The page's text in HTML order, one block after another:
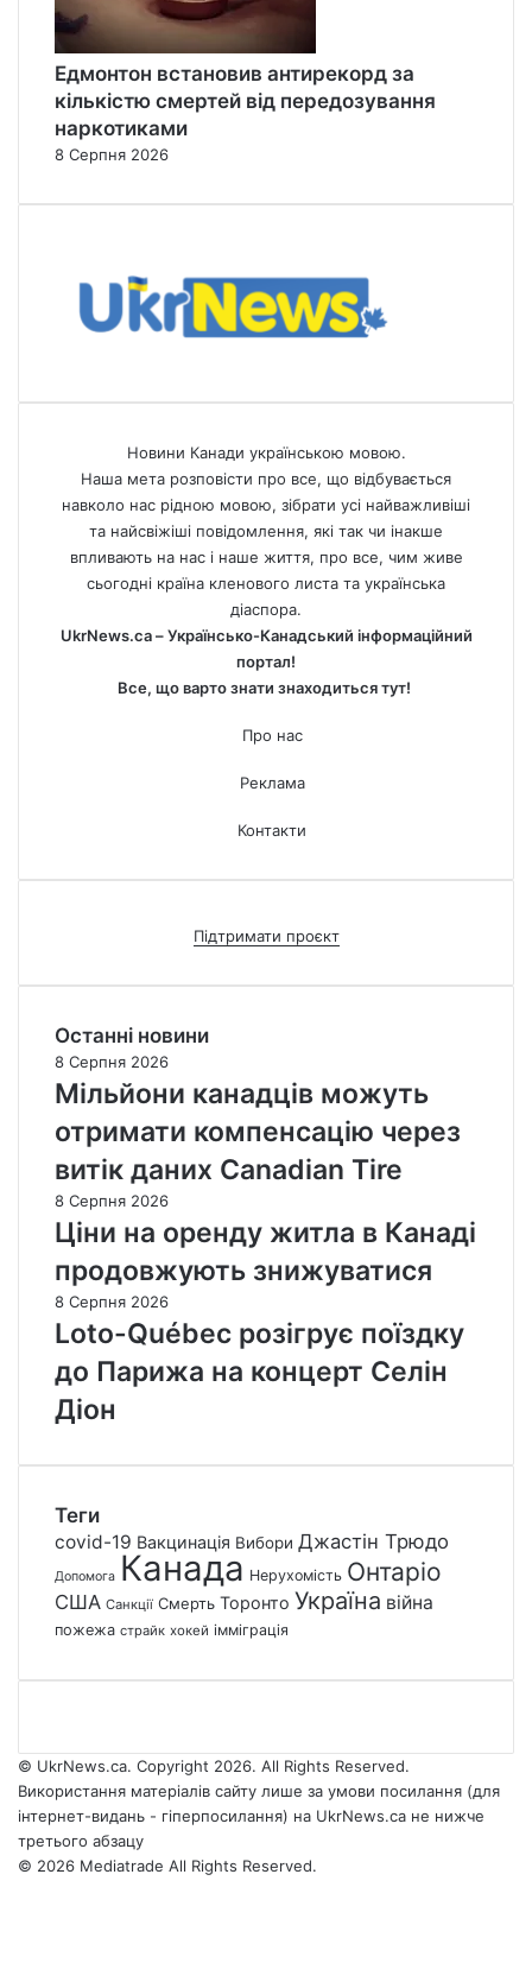
Едмонтон встановив антирекорд за
кількістю смертей від передозування
наркотиками
8 Серпня 2026
Новини Канади українською мовою.
Наша мета розповісти про все, що відбувається
навколо нас рідною мовою, зібрати усі найважливіші
та найсвіжіші повідомлення, які так чи інакше
впливають на нас і наше життя, про все, чим живе
сьогодні країна кленового листа та українська
діаспора.
UkrNews.ca – Українсько-Канадський інформаційний
портал!
Все, що варто знати знаходиться тут!
Про нас
Реклама
Контакти
Підтримати проєкт
Останні новини
8 Серпня 2026
Мільйони канадців можуть
отримати компенсацію через
витік даних Canadian Tire
8 Серпня 2026
Ціни на оренду житла в Канаді
продовжують знижуватися
8 Серпня 2026
Loto-Québec розігрує поїздку
до Парижа на концерт Селін
Діон
Теги
covid-19 Вакцинація Вибори Джастін Трюдо
Допомога Канада Нерухомість Онтаріо
США Санкції Смерть Торонто Україна війна
пожежа страйк хокей імміграція
© UkrNews.ca. Copyright 2026. All Rights Reserved.
Використання матеріалів сайту лише за умови посилання (для
інтернет-видань - гіперпосилання) на UkrNews.ca не нижче
третього абзацу
© 2026 Mediatrade All Rights Reserved.